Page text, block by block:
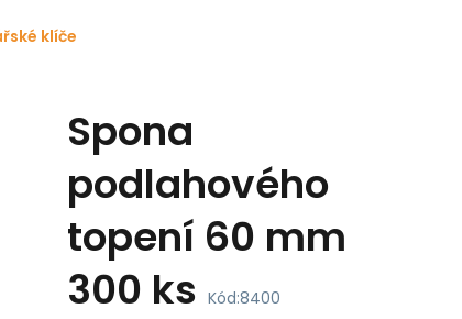
klíče
Spona
podlahového
topení 60 mm
300 ks Kód:8400